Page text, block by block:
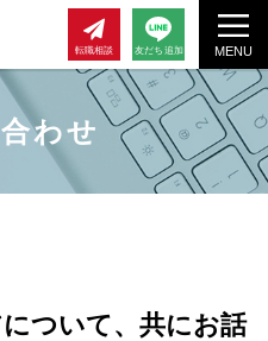
MENU
転職相談 友だち追加
わせ
ついて、共にお話